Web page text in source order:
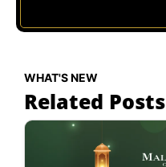
WHAT'S NEW
Related Posts